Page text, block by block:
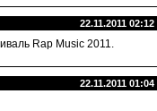
22.11.2011 02:12
Rap Music 2011.
22.11.2011 01:04